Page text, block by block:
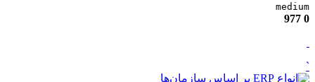
medium
0
977
`